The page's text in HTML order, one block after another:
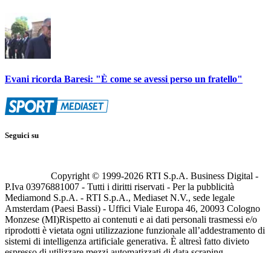
Evani ricorda Baresi: "È come se avessi perso un fratello"
Seguici su
Copyright © 1999-2026 RTI S.p.A. Business Digital -
P.Iva 03976881007 - Tutti i diritti riservati - Per la pubblicità
Mediamond S.p.A. - RTI S.p.A., Mediaset N.V., sede legale
Amsterdam (Paesi Bassi) - Uffici Viale Europa 46, 20093 Cologno
Monzese (MI)Rispetto ai contenuti e ai dati personali trasmessi e/o
riprodotti è vietata ogni utilizzazione funzionale all’addestramento di
sistemi di intelligenza artificiale generativa. È altresì fatto divieto